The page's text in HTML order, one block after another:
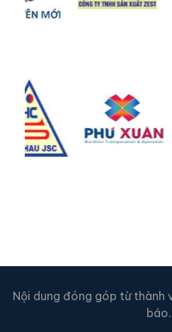
Nội dung đóng góp từ thành
báo.